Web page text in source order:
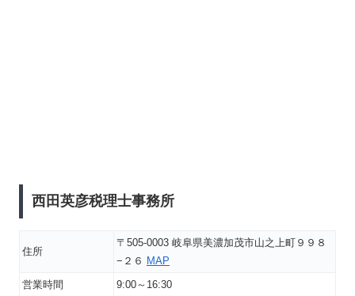
西田英彦税理士事務所
住所
〒505-0003 岐阜県美濃加茂市山之上町９９８
−２６ MAP
営業時間
9:00～16:30